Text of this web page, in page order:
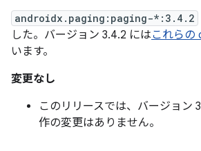
androidx.paging:paging-*:3.4.2
した。バージョン 3.4.2 にはこれらの
います。
変更なし
このリリースでは、バージョン
作の変更はありません。